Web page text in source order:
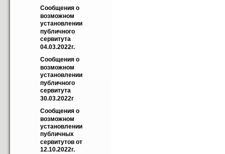
Cообщения о
возможном
установлении
публичного
сервитута
04.03.2022г.
Cообщения о
возможном
установлении
публичного
сервитута
30.03.2022г
Cообщения о
возможном
установлении
публичных
сервитутов от
12.10.2022г.